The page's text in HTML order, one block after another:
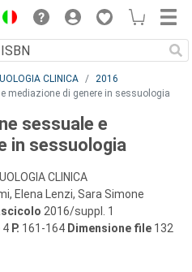
CLINICA
2016
mediazione di genere in sessuologia
sessuale e
in sessuologia
CLINICA
Elena Lenzi, Sara Simone
2016/suppl. 1
4 P. 161-164 Dimensione file 132